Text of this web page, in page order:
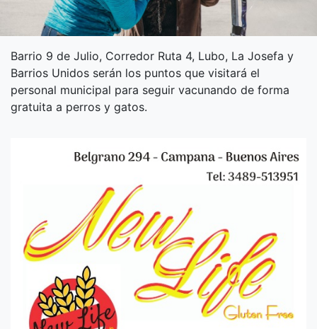
Barrio 9 de Julio, Corredor Ruta 4, Lubo, La Josefa y
Barrios Unidos serán los puntos que visitará el
personal municipal para seguir vacunando de forma
gratuita a perros y gatos.